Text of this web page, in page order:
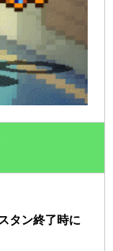
タン終了時に